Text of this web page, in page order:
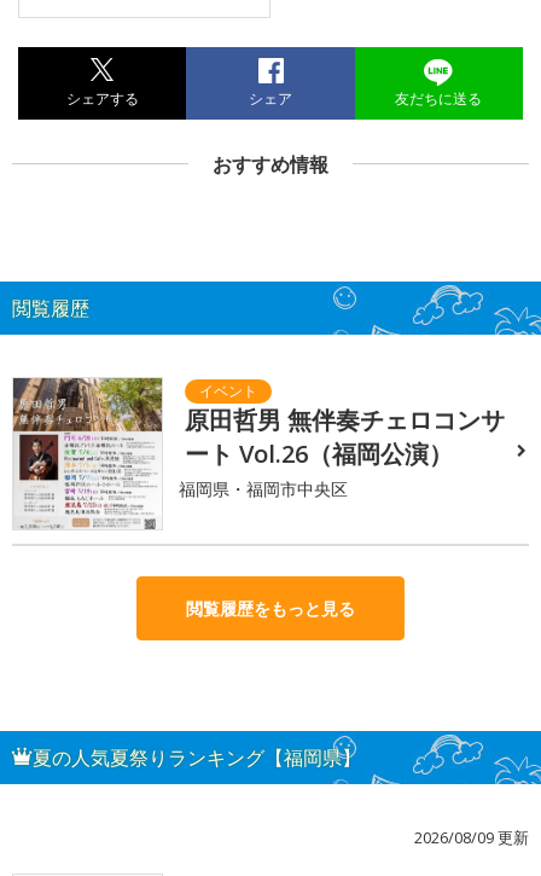
シェアする シェア 友だちに送る
おすすめ情報
閲覧履歴
原田哲男 無伴奏チェロコンサ
ート Vol.26（福岡公演）
福岡県・福岡市中央区
閲覧履歴をもっと見る
夏の人気夏祭りランキング【福岡県】
2026/08/09 更新